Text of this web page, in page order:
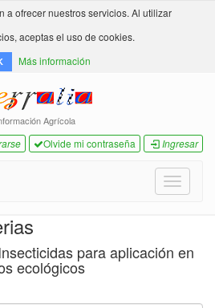
a ofrecer nuestros servicios. Al utilizar
aceptas el uso de cookies.
Más información
Agrícola
Olvide mi contraseña Ingresar
Toggle
para aplicación en
ecológicos